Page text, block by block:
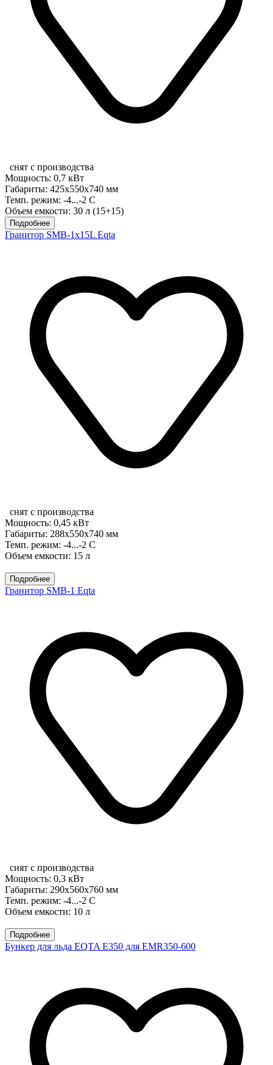
снят с производства
Мощность: 0,7 кВт
Габариты: 425x550x740 мм
Темп. режим: -4...-2 С
Объем емкости: 30 л (15+15)
Подробнее
Гранитор SMB-1x15L Eqta
снят с производства
Мощность: 0,45 кВт
Габариты: 288x550x740 мм
Темп. режим: -4...-2 С
Объем емкости: 15 л
Подробнее
Гранитор SMB-1 Eqta
снят с производства
Мощность: 0,3 кВт
Габариты: 290x560x760 мм
Темп. режим: -4...-2 С
Объем емкости: 10 л
Подробнее
Бункер для льда EQTA E350 для EMR350-600